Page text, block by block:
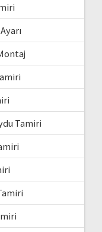
Tamiri